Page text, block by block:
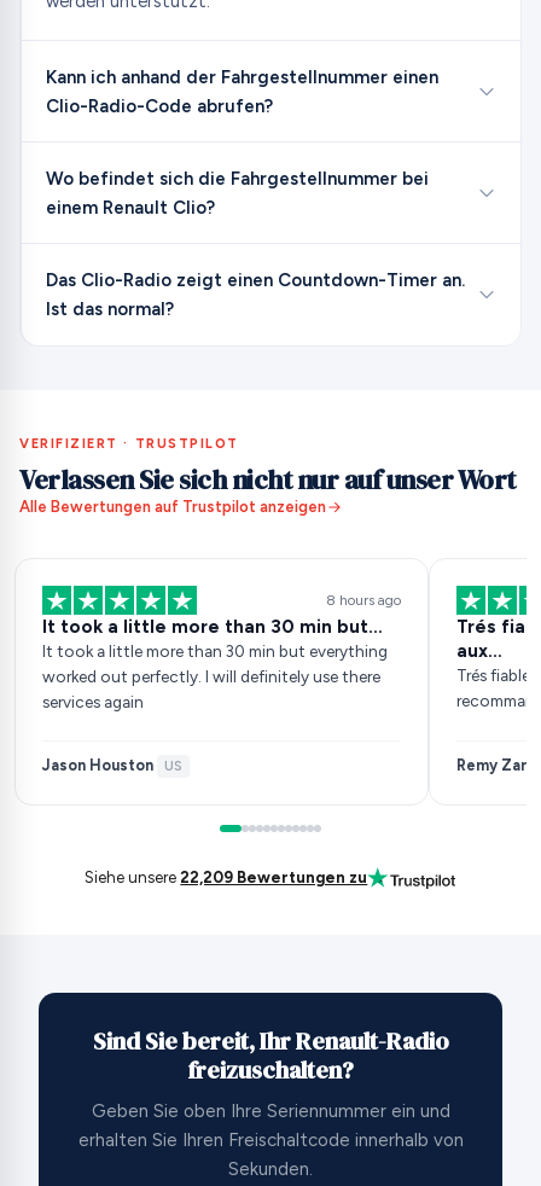
Kann ich anhand der Fahrgestellnummer einen
Clio-Radio-Code abrufen?
Wo befindet sich die Fahrgestellnummer bei
einem Renault Clio?
Das Clio-Radio zeigt einen Countdown-Timer an.
Ist das normal?
VERIFIZIERT · TRUSTPILOT
Verlassen Sie sich nicht nur auf unser Wort
Alle Bewertungen auf Trustpilot anzeigen
8 hours ago
It took a little more than 30 min but…
It took a little more than 30 min but everything
worked out perfectly. I will definitely use there
services again
Jason Houston· US
Trés
aux…
Trés fiable
Remy Zarb
Siehe unsere22,209 Bewertungen zu
Sind Sie bereit, Ihr Renault-Radio
freizuschalten?
Geben Sie oben Ihre Seriennummer ein und
erhalten Sie Ihren Freischaltcode innerhalb von
Sekunden.